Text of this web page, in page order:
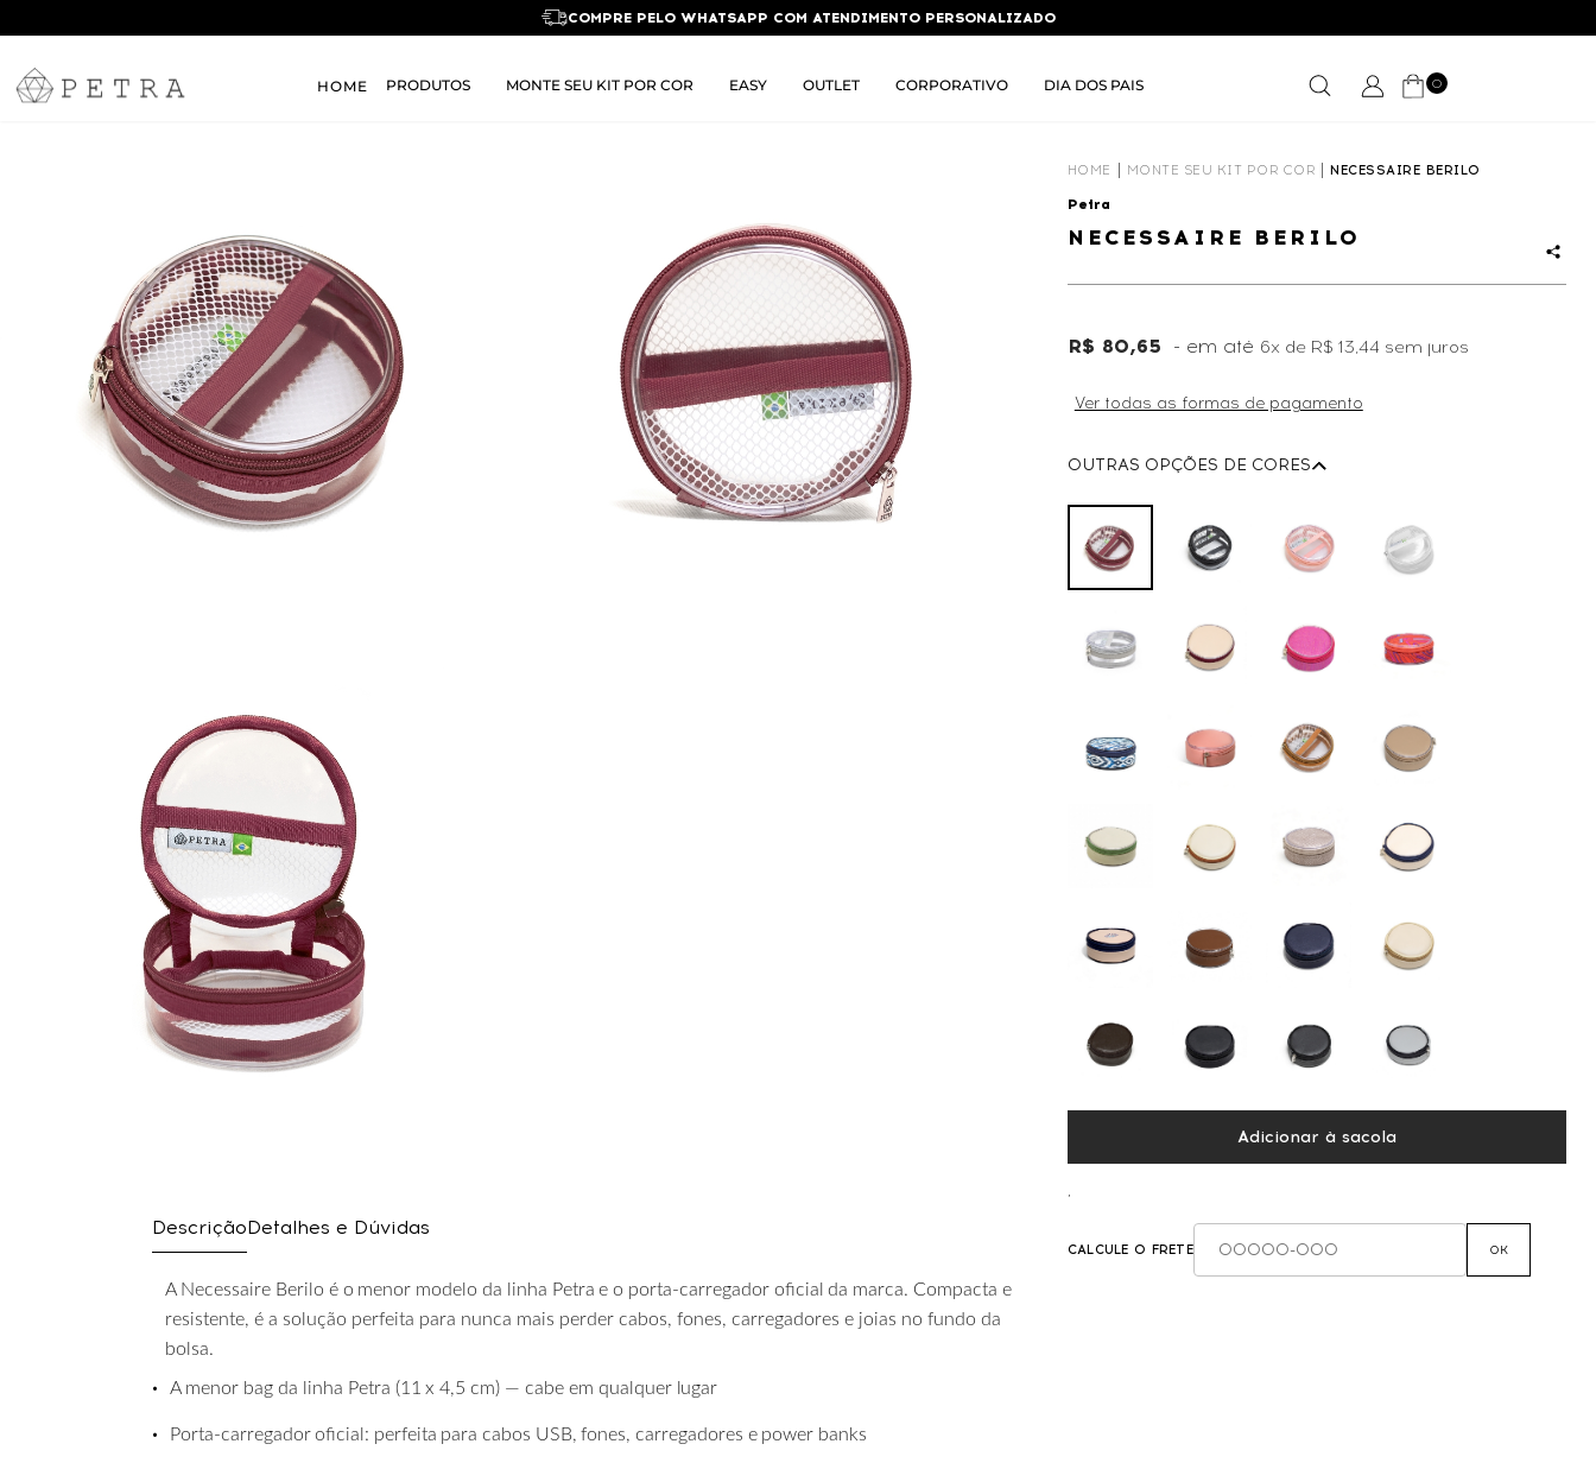
COMPRE PELO WHATSAPP COM ATENDIMENTO PERSONALIZADO
HOME PRODUTOS MONTE SEU KIT POR COR EASY OUTLET CORPORATIVO DIA DOS PAIS 0
DescriçãoDetalhes e Dúvidas
A Necessaire Berilo é o menor modelo da linha Petra e o porta-carregador oficial da marca. Compacta e
resistente, é a solução perfeita para nunca mais perder cabos, fones, carregadores e joias no fundo da
bolsa.
• A menor bag da linha Petra (11 x 4,5 cm) — cabe em qualquerlugar
• Porta-carregador oficial: perfeita para cabos USB, fones, carregadores e power banks
HOME MONTE SEU KIT POR COR NECESSAIRE BERILO
Petra
NECESSAIRE BERILO
R$ 80,65 6x de R$ 13,44 sem juros
Ver todas as formas de pagamento
OUTRAS OPÇÕES DE CORES
Adicionar à sacola
,
CALCULE O FRETE OK